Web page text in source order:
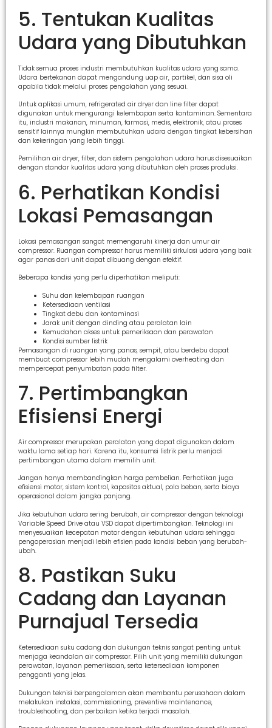
5. Tentukan Kualitas
Udara yang Dibutuhkan
Tidak semua proses industri membutuhkan kualitas udara yang sama.
Udara bertekanan dapat mengandung uap air, partikel, dan sisa oli
apabila tidak melalui proses pengolahan yang sesuai.
Untuk aplikasi umum, refrigerated air dryer dan line filter dapat
digunakan untuk mengurangi kelembapan serta kontaminan. Sementara
itu, industri makanan, minuman, farmasi, medis, elektronik, atau proses
sensitif lainnya mungkin membutuhkan udara dengan tingkat kebersihan
dan kekeringan yang lebih tinggi.
Pemilihan air dryer, filter, dan sistem pengolahan udara harus disesuaikan
dengan standar kualitas udara yang dibutuhkan oleh proses produksi.
6. Perhatikan Kondisi
Lokasi Pemasangan
Lokasi pemasangan sangat memengaruhi kinerja dan umur air
compressor. Ruangan compressor harus memiliki sirkulasi udara yang baik
agar panas dari unit dapat dibuang dengan efektif.
Beberapa kondisi yang perlu diperhatikan meliputi:
Suhu dan kelembapan ruangan
Ketersediaan ventilasi
Tingkat debu dan kontaminasi
Jarak unit dengan dinding atau peralatan lain
Kemudahan akses untuk pemeriksaan dan perawatan
Kondisi sumber listrik
Pemasangan di ruangan yang panas, sempit, atau berdebu dapat
membuat compressor lebih mudah mengalami overheating dan
mempercepat penyumbatan pada filter.
7. Pertimbangkan
Efisiensi Energi
Air compressor merupakan peralatan yang dapat digunakan dalam
waktu lama setiap hari. Karena itu, konsumsi listrik perlu menjadi
pertimbangan utama dalam memilih unit.
Jangan hanya membandingkan harga pembelian. Perhatikan juga
efisiensi motor, sistem kontrol, kapasitas aktual, pola beban, serta biaya
operasional dalam jangka panjang.
Jika kebutuhan udara sering berubah, air compressor dengan teknologi
Variable Speed Drive atau VSD dapat dipertimbangkan. Teknologi ini
menyesuaikan kecepatan motor dengan kebutuhan udara sehingga
pengoperasian menjadi lebih efisien pada kondisi beban yang berubah-
ubah.
8. Pastikan Suku
Cadang dan Layanan
Purnajual Tersedia
Ketersediaan suku cadang dan dukungan teknis sangat penting untuk
menjaga keandalan air compressor. Pilih unit yang memiliki dukungan
perawatan, layanan pemeriksaan, serta ketersediaan komponen
pengganti yang jelas.
Dukungan teknisi berpengalaman akan membantu perusahaan dalam
melakukan instalasi, commissioning, preventive maintenance,
troubleshooting, dan perbaikan ketika terjadi masalah.